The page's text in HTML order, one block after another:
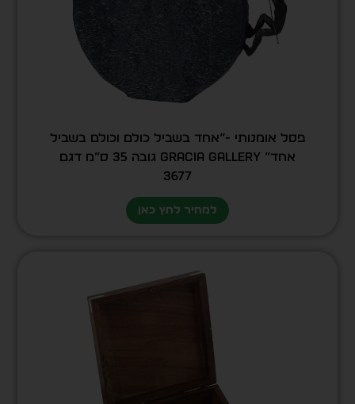
פסל אומנותי -“אחד בשביל כולם וכולם בשביל
אחד” GRACIA GALLERY גובה 35 ס”מ דגם
3677
למחיר לחץ כאן